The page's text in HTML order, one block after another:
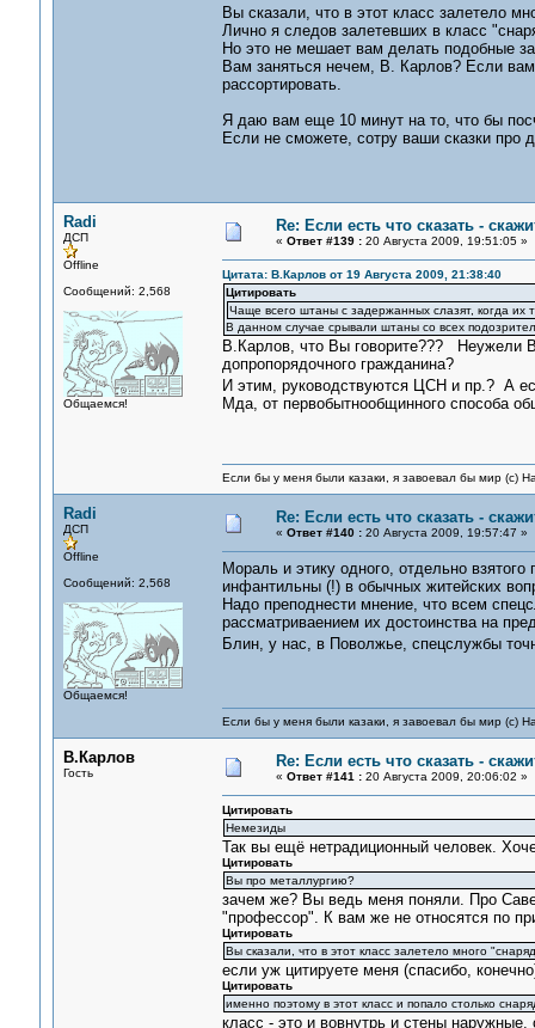
Вы сказали, что в этот класс залетело
Лично я следов залетевших в класс
Но это не мешает вам делать подобные
Вам заняться нечем, В. Карлов? Если
рассортировать.
Я даю вам еще 10 минут на то, что бы
Если не сможете, сотру ваши сказки про
Radi
ДСП
Offline
Сообщений: 2,568
Общаемся!
Re: Если есть что сказать -
« Ответ #139 :20 Августа 2009, 19:51:05 »
Цитата: В.Карлов от 19 Августа 2009, 21:38:40
Цитировать
Чаще всего штаны с задержанных слазят, когда их
В данном случае срывали штаны со всех
В.Карлов, что Вы говорите??? Неужели
допропорядочного гражданина?
И этим, руководствуются ЦСН и пр.? А
Мда, от первобытнообщинного способа
Если бы у меня были казаки, я завоевал бы мир (с)
Radi
ДСП
Offline
Сообщений: 2,568
Общаемся!
Re: Если есть что сказать -
« Ответ #140 :20 Августа 2009, 19:57:47 »
Мораль и этику одного, отдельно
инфантильны (!) в обычных житейских
Надо преподнести мнение, что всем
рассматриваением их достоинства на
Блин, у нас, в Поволжье, спецслужбы
Если бы у меня были казаки, я завоевал бы мир (с)
В.Карлов
Гость
Re: Если есть что сказать -
« Ответ #141 :20 Августа 2009, 20:06:02 »
Цитировать
Немезиды
Так вы ещё нетрадиционный человек.
Цитировать
Вы про металлургию?
зачем же? Вы ведь меня поняли. Про
"профессор". К вам же не относятся по
Цитировать
Вы сказали, что в этот класс залетело много
если уж цитируете меня (спасибо,
Цитировать
именно поэтому в этот класс и попало столько
класс - это и вовнутрь и стены